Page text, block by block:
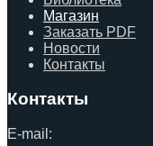
Магазин
Заказать PDF
Новости
Контакты
Контакты
E-mail: